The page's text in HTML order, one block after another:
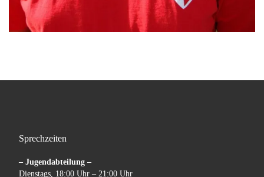
Sprechzeiten
– Jugendabteilung –
Dienstags, 18:00 Uhr – 21:00 Uhr